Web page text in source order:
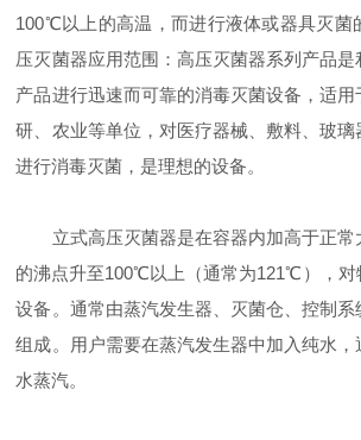
100℃以上的高温，而进行液体或器具灭菌
压灭菌器应用范围：高压灭菌器系列产品
产品进行迅速而可靠的消毒灭菌设备，适
研、农业等单位，对医疗器械、敷料、玻
进行消毒灭菌，是理想的设备。
立式高压灭菌器是在容器内加高于正常
的沸点升至100℃以上（通常为121℃），对
设备。通常由蒸汽发生器、灭菌仓、控制
组成。用户需要在蒸汽发生器中加入纯水
水蒸汽。